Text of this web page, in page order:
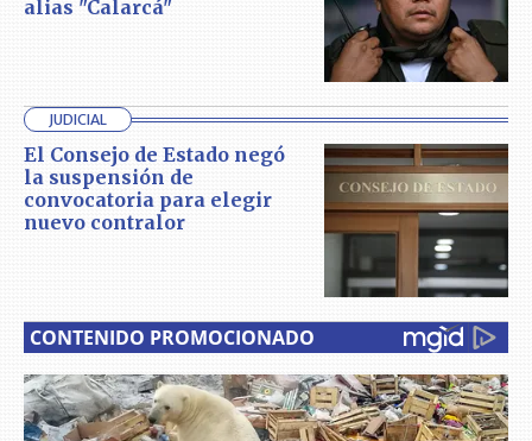
alias "Calarcá"
JUDICIAL
El Consejo de Estado negó
la suspensión de
convocatoria para elegir
nuevo contralor